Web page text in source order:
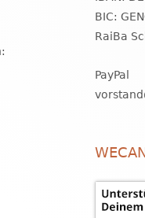
BIC:
RaiBa
PayPal